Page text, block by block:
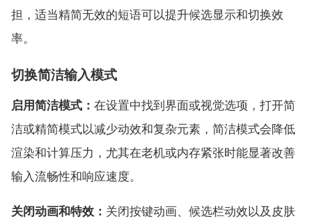
担，适当精简无效的短语可以提升候选显示和切换效
率。
切换简洁输入模式
启用简洁模式： 在设置中找到界面或视觉选项，打开简
洁或精简模式以减少动效和复杂元素，简洁模式会降低
渲染和计算压力，尤其在老机或内存紧张时能显著改善
输入流畅性和响应速度。
关闭动画和特效： 关闭按键动画、候选栏动效以及皮肤